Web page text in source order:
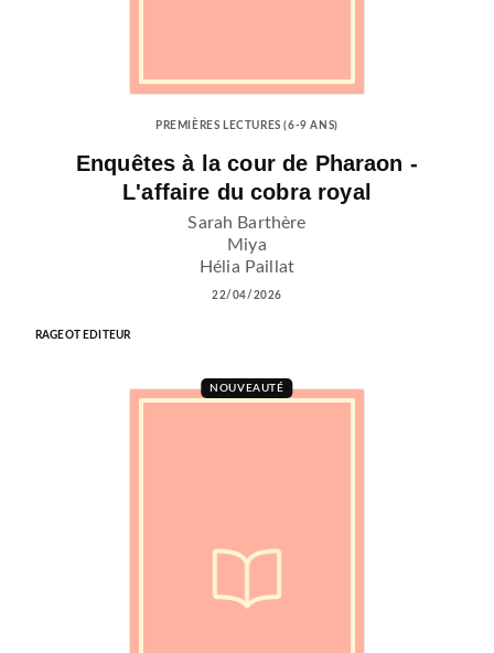
PREMIÈRES LECTURES (6-9 ANS)
Enquêtes à la cour de Pharaon -
L'affaire du cobra royal
Sarah Barthère
Miya
Hélia Paillat
22/04/2026
RAGEOT EDITEUR
NOUVEAUTÉ